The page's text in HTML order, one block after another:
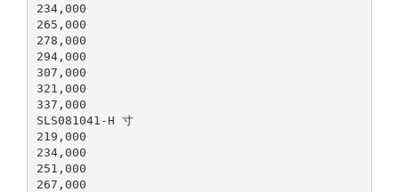
234,000
265,000
278,000
294,000
307,000
321,000
337,000
SLS081041-H 寸
219,000
234,000
251,000
267,000